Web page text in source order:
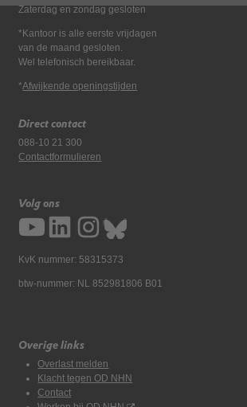
Zaterdag en zondag gesloten
*Kantoor is alle eerste vrijdagen
van de maand gesloten.
Wel telefonisch bereikbaar.
*Afwijkende openingstijden
Direct contact
088-10 21 300
Contactformulieren
Volg ons
KvK nummer: 58315373
btw-nummer: NL 852981806 B01
Overige links
Overlast melden
Klacht tegen OD NHN
Contact